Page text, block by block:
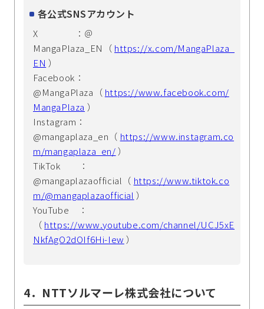
各公式SNSアカウント
X ：＠
MangaPlaza_EN（ https://x.com/MangaPlaza_
EN ）
Facebook：
@MangaPlaza（ https://www.facebook.com/
MangaPlaza ）
Instagram：
@mangaplaza_en（ https://www.instagram.co
m/mangaplaza_en/）
TikTok ：
@mangaplazaofficial（ https://www.tiktok.co
m/@mangaplazaofficial ）
YouTube ：
（ https://www.youtube.com/channel/UCJ5xE
NkfAgO2dOIf6Hi-Iew ）
4．NTTソルマーレ株式会社について